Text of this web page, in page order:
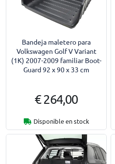
Bandeja maletero para
Volkswagen Golf V Variant
(1K) 2007-2009 familiar Boot-
Guard 92 x 90 x 33 cm
€ 264,00
Disponible en stock